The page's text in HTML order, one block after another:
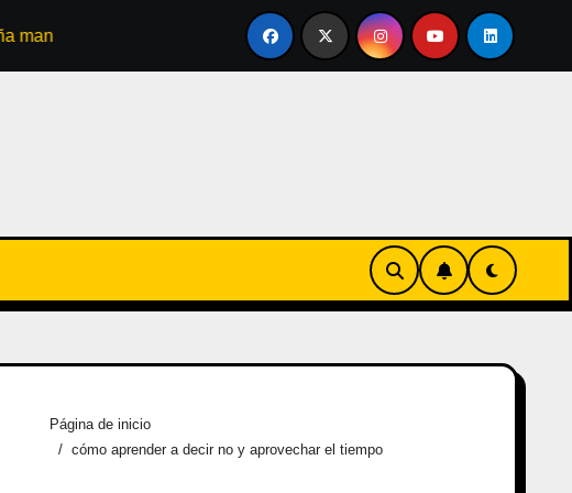
de convertirse en familia El primer tour de la India Chiquitina
Página de inicio
cómo aprender a decir no y aprovechar el tiempo